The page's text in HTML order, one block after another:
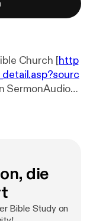
Church [http
SermonAudio
die
Bible Study on